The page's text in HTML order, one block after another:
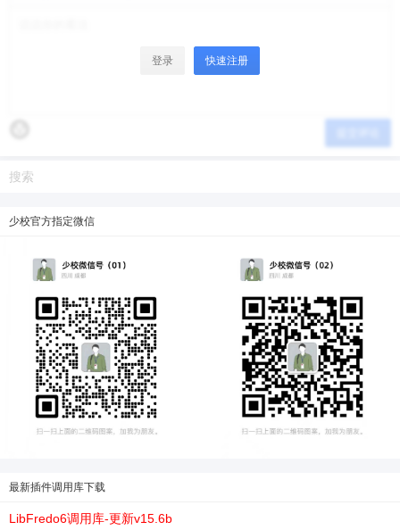
立刻支付
登录 快速注册
少校官方指定微信
最新插件调用库下载
LibFredo6调用库-更新v15.6b